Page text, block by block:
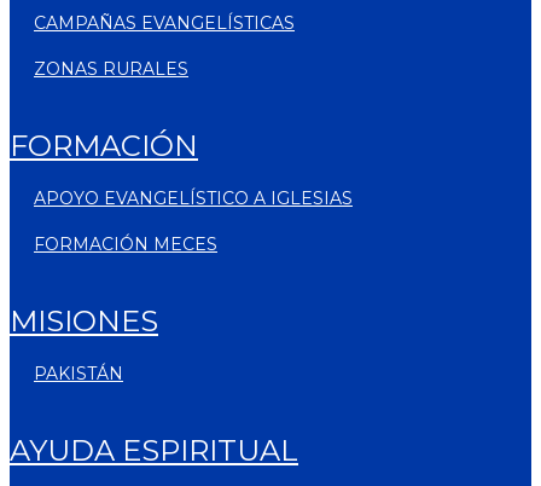
CAMPAÑAS EVANGELÍSTICAS
ZONAS RURALES
FORMACIÓN
APOYO EVANGELÍSTICO A IGLESIAS
FORMACIÓN MECES
MISIONES
PAKISTÁN
AYUDA ESPIRITUAL